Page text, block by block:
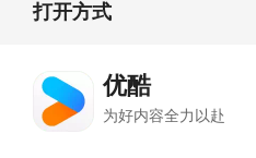
打开方式
优酷
为好内容全力以赴